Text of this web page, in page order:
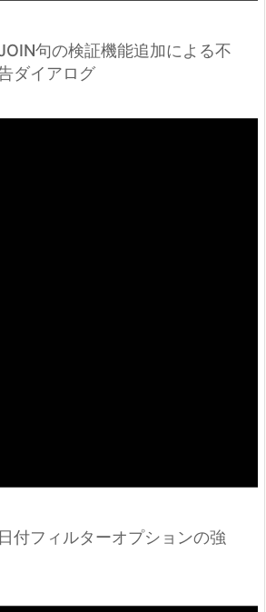
句の検証機能追加による不
ダイアログ
付フィルターオプションの強